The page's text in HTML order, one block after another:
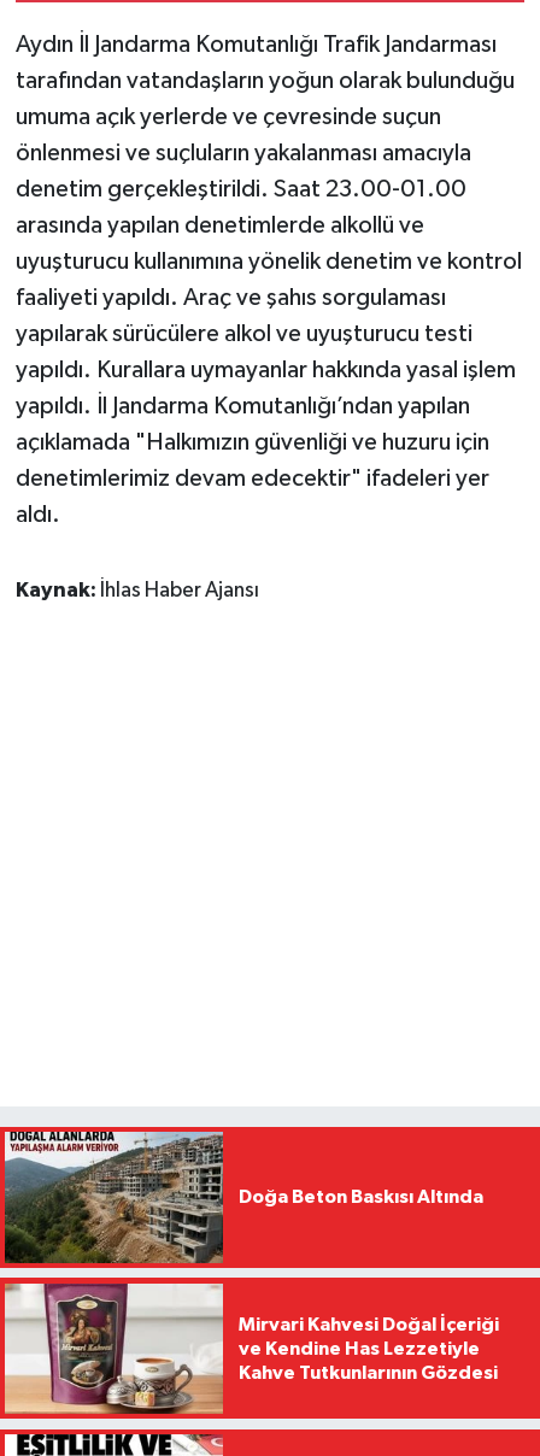
Aydın İl Jandarma Komutanlığı Trafik Jandarması
tarafından vatandaşların yoğun olarak bulunduğu
umuma açık yerlerde ve çevresinde suçun
önlenmesi ve suçluların yakalanması amacıyla
denetim gerçekleştirildi. Saat 23.00-01.00
arasında yapılan denetimlerde alkollü ve
uyuşturucu kullanımına yönelik denetim ve kontrol
faaliyeti yapıldı. Araç ve şahıs sorgulaması
yapılarak sürücülere alkol ve uyuşturucu testi
yapıldı. Kurallara uymayanlar hakkında yasal işlem
yapıldı. İl Jandarma Komutanlığı’ndan yapılan
açıklamada "Halkımızın güvenliği ve huzuru için
denetimlerimiz devam edecektir" ifadeleri yer
aldı.
Kaynak: İhlas Haber Ajansı
Doğa Beton Baskısı Altında
Mirvari Kahvesi Doğal İçeriği
ve Kendine Has Lezzetiyle
Kahve Tutkunlarının Gözdesi